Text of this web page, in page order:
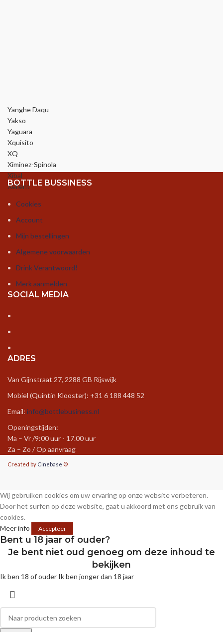
Yanghe Daqu
Yakso
Yaguara
Xquisito
XQ
Ximinez-Spinola
Xibal
Xellent
BOTTLE BUSSINESS
Cookies
Account
Mijn bestellingen
Algemene voorwaarden
Drink Verantwoord!
Merk aanmelden
SOCIAL MEDIA
ADRES
Van Gijnstraat 27, 2288 GB Rijswijk
Mobiel (Quintin Klooster): +31 6 188 448 52
Email: info@bottlebusiness.nl
Openingstijden:
Ma – Vr /9:00 uur - 17.00 uur
Za – Zo / Op aanvraag
Created by Cinebase ©
Wij gebruiken cookies om uw ervaring op onze website verbeteren.
Door het surfen op deze website, gaat u akkoord met ons gebruik van
cookies.
Meer info
Accepteer
Bent u 18 jaar of ouder?
Je bent niet oud genoeg om deze inhoud te
bekijken
Ik ben 18 of ouder Ik ben jonger dan 18 jaar